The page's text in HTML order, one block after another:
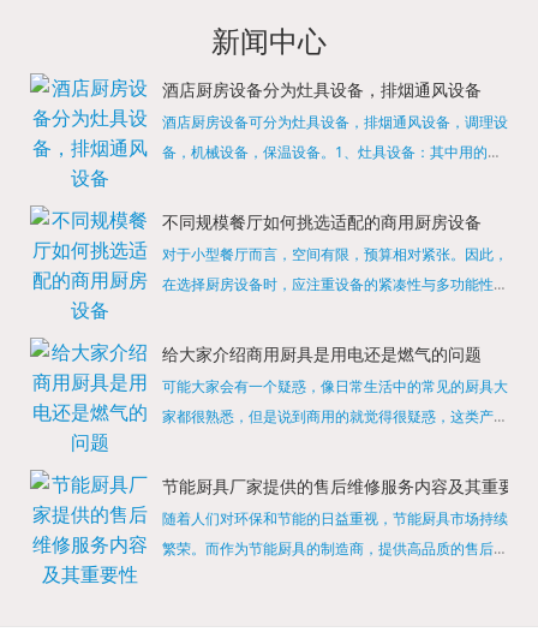
新闻中心
酒店厨房设备分为灶具设备，排烟通风设备
酒店厨房设备可分为灶具设备，排烟通风设备，调理设
备，机械设备，保温设备。1、灶具设备：其中用的较
缺少的，经过相关检测证明的合格设备才能进行使用，
不同规模餐厅如何挑选适配的商用厨房设备
对于小型餐厅而言，空间有限，预算相对紧张。因此，
在选择厨房设备时，应注重设备的紧凑性与多功能性。
烹饪设备，既能节省空间，又能满足多样化的烹饪需
给大家介绍商用厨具是用电还是燃气的问题
可能大家会有一个疑惑，像日常生活中的常见的厨具大
家都很熟悉，但是说到商用的就觉得很疑惑，这类产品
店用的就是商用的吗?还真别说，真被大家猜对了，这
节能厨具厂家提供的售后维修服务内容及其重要性
随着人们对环保和节能的日益重视，节能厨具市场持续
繁荣。而作为节能厨具的制造商，提供高品质的售后维